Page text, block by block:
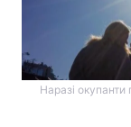
Наразі